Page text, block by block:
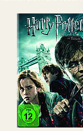
Der Atlantis-Komplex
Die
1: